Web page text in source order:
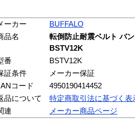
ーカー
BUFFALO
品名
転倒防止耐震ベルト バ
BSTV12K
番
BSTV12K
証条件
メーカー保証
コード
4950190414452
品について
特定商取引法に基づく表
連
メーカー商品ページ